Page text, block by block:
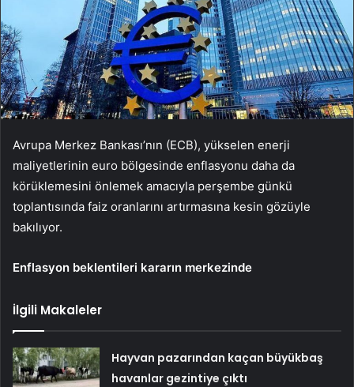
Avrupa Merkez Bankası’nın (ECB), yükselen enerji
maliyetlerinin euro bölgesinde enflasyonu daha da
körüklemesini önlemek amacıyla perşembe günkü
toplantısında faiz oranlarını artırmasına kesin gözüyle
bakılıyor.
Enflasyon beklentileri kararın merkezinde
İlgili Makaleler
Hayvan pazarından kaçan büyükbaş
havanlar gezintiye çıktı